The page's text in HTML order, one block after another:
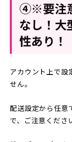
④※要注
なし！大
性あり！
アカウント上で設
せん。
配送設定から任意
で、ご注意くださ